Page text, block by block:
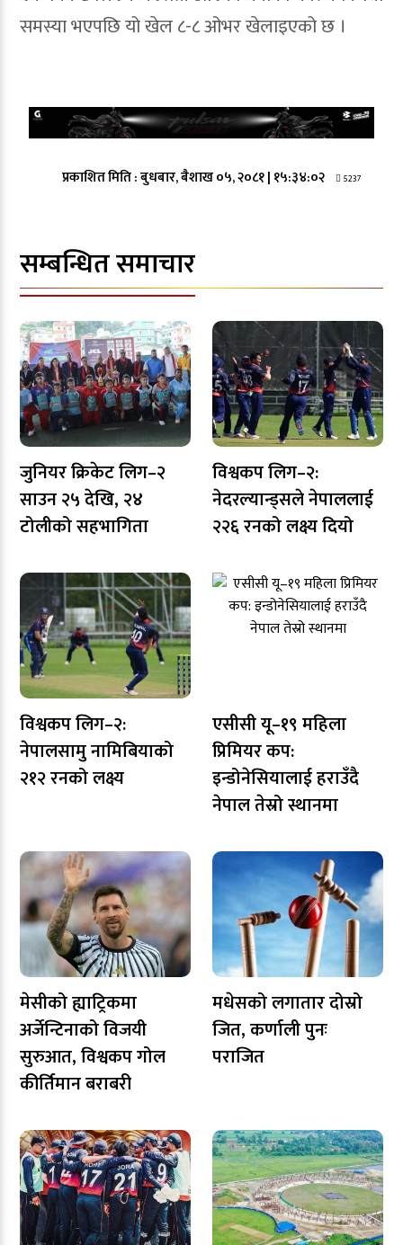
समस्या भएपछि यो खेल ८-८ ओभर खेलाइएको छ ।
प्रकाशित मिति :बुधबार, बैशाख ०५, २०८१| १५:३४:०२ 5237
सम्बन्धित समाचार
जुनियर क्रिकेट लिग–२
साउन २५ देखि, २४
टोलीको सहभागिता
विश्वकप लिग–२:
नेदरल्यान्ड्सले नेपाललाई
२२६ रनको लक्ष्य दियो
विश्वकप लिग–२:
नेपालसामु नामिबियाको
२१२ रनको लक्ष्य
एसीसी यू–१९ महिला
प्रिमियर कप:
इन्डोनेसियालाई हराउँदै
नेपाल तेस्रो स्थानमा
मेसीको ह्याट्रिकमा
अर्जेन्टिनाको विजयी
सुरुआत, विश्वकप गोल
कीर्तिमान बराबरी
मधेसको लगातार दोस्रो
जित, कर्णाली पुनः
पराजित